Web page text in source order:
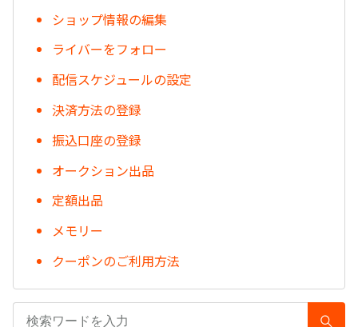
ショップ情報の編集
ライバーをフォロー
配信スケジュールの設定
決済方法の登録
振込口座の登録
オークション出品
定額出品
メモリー
クーポンのご利用方法